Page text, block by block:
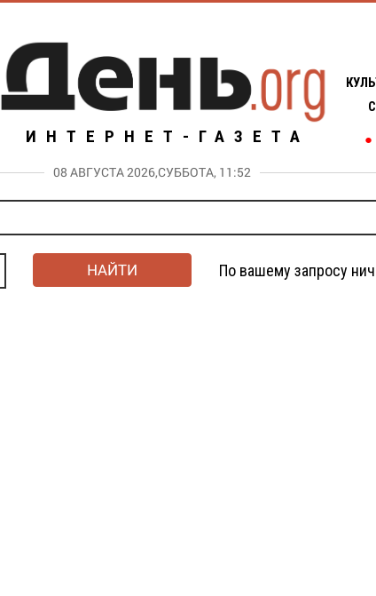
ИНТЕРНЕТ-ГАЗЕТА ●
08 АВГУСТА 2026,СУББОТА, 11:52
НАЙТИ По вашему запросу